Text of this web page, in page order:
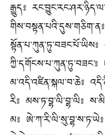
རྒྱུད༔
མ་འདི་འཛིན་སྐལ་བ་ཆེ༔
རི༔ མས་ཏ་བྷ་ལི་བྷ་ལི༔
མ༔